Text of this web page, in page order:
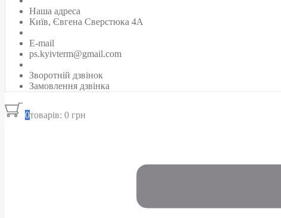
Наша адреса
Київ, Євгена Сверстюка 4А
E-mail
ps.kyivterm@gmail.com
Зворотній дзвінок
Замовлення дзвінка
0товарів: 0 грн